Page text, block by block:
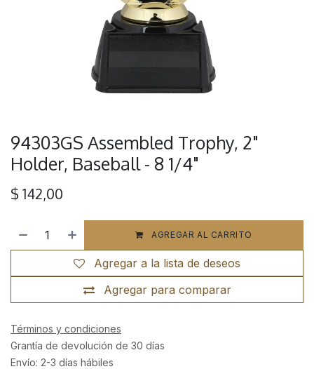
94303GS Assembled Trophy, 2"
Holder, Baseball - 8 1/4"
$ 142,00
AGREGAR AL CARRITO
Agregar para comparar
Agregar a la lista de deseos
Términos y condiciones
Grantía de devolución de 30 días
Envío: 2-3 días hábiles